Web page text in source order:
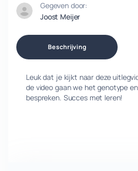
Gegeven door:
Joost Meijer
Beschrijving
Leuk dat je kijkt naar deze
de video gaan we het genotype
bespreken. Succes met leren!